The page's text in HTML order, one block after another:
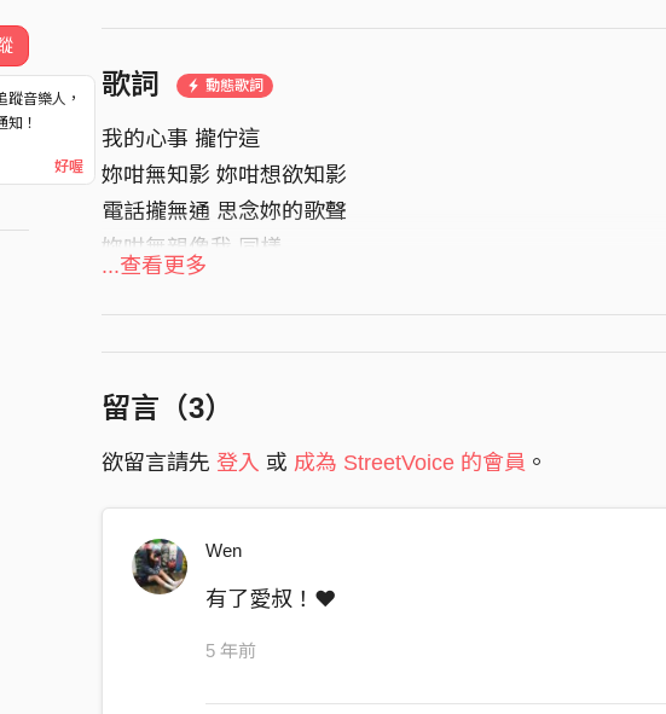
蹤音樂人，
知！
好喔
歌詞 動態歌詞
我的心事 攏佇這
妳咁無知影 妳咁想欲知影
電話攏無通 思念妳的歌聲
妳咁無親像我 同樣
咧欲落雨的時陣 猶未講出口的代誌
是按怎耽誤妳青春 哪攏講無要緊
為妳閣燃一支煙 親像海底找無海針
哎咿呀 咿呀 咿呀 哎呀
我的心事攏佇這
愛咿啊 咿呀 咿呀 愛啊
妳敢講無知影
...查看更多
留言（3）
欲留言請先 登入 或 成為 StreetVoice 的會員 。
Wen
有了愛叔！❤️
5 年前